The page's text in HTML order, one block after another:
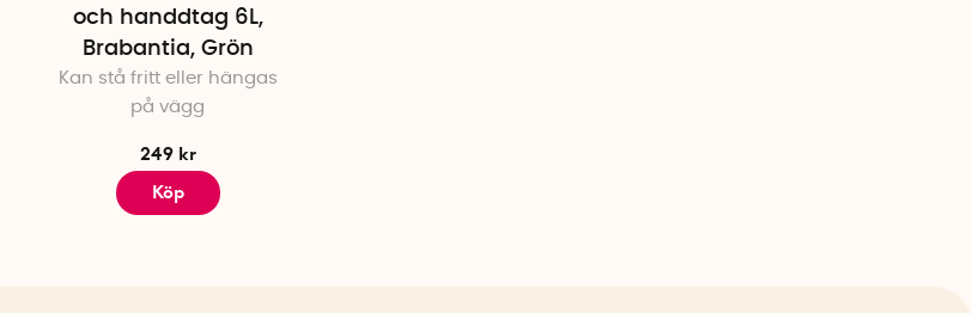
och handdtag 6L,
Brabantia, Grön
Kan stå fritt eller hängas
på vägg
249 kr
Köp